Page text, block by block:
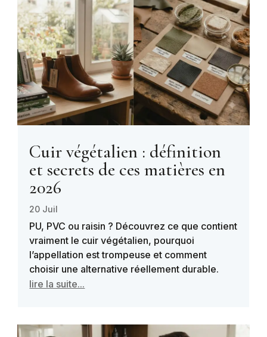
Cuir végétalien : définition
et secrets de ces matières en
2026
20 Juil
PU, PVC ou raisin ? Découvrez ce que contient
vraiment le cuir végétalien, pourquoi
l’appellation est trompeuse et comment
choisir une alternative réellement durable.
lire la suite...